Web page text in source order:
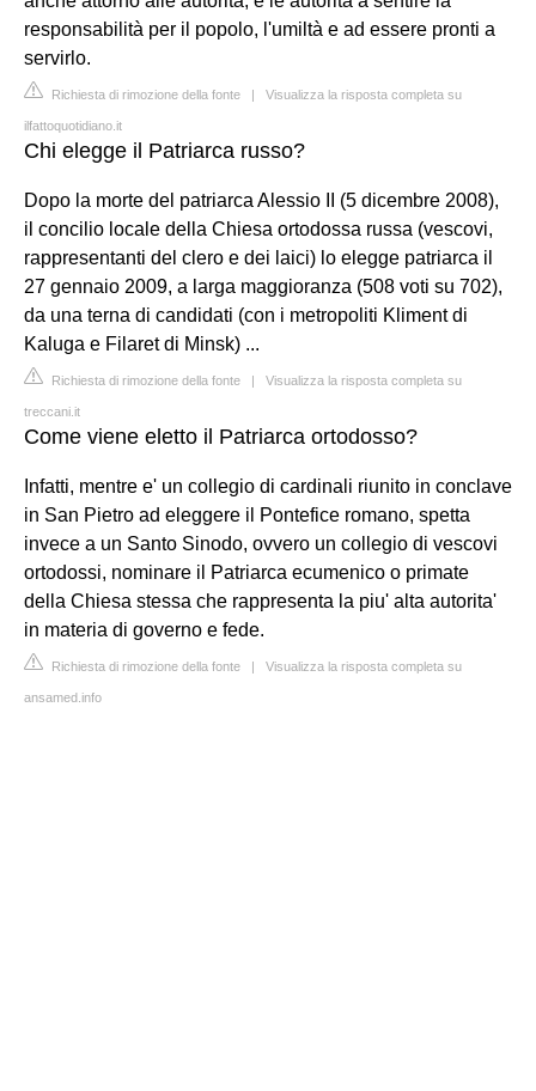
responsabilità per il popolo, l'umiltà e ad essere pronti a
servirlo.
Richiesta di rimozione della fonte | Visualizza la risposta completa su
ilfattoquotidiano.it
Chi elegge il Patriarca russo?
Dopo la morte del patriarca Alessio II (5 dicembre 2008),
il concilio locale della Chiesa ortodossa russa (vescovi,
rappresentanti del clero e dei laici) lo elegge patriarca il
27 gennaio 2009, a larga maggioranza (508 voti su 702),
da una terna di candidati (con i metropoliti Kliment di
Kaluga e Filaret di Minsk) ...
Richiesta di rimozione della fonte | Visualizza la risposta completa su
treccani.it
Come viene eletto il Patriarca ortodosso?
Infatti, mentre e' un collegio di cardinali riunito in conclave
in San Pietro ad eleggere il Pontefice romano, spetta
invece a un Santo Sinodo, ovvero un collegio di vescovi
ortodossi, nominare il Patriarca ecumenico o primate
della Chiesa stessa che rappresenta la piu' alta autorita'
in materia di governo e fede.
Richiesta di rimozione della fonte | Visualizza la risposta completa su
ansamed.info